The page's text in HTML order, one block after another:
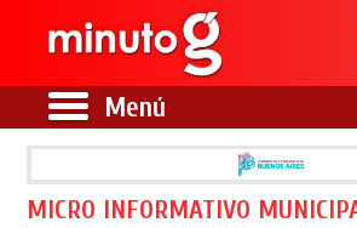
Menú
MICRO INFORMATIVO